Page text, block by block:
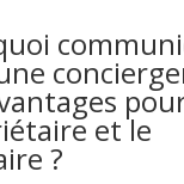
et le
?